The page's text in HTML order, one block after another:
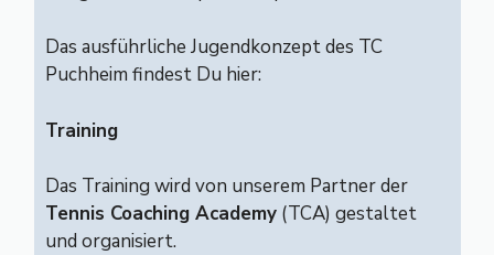
Das ausführliche Jugendkonzept des TC
Puchheim findest Du hier:
Training
Das Training wird von unserem Partner der
Tennis Coaching Academy (TCA) gestaltet
und organisiert.